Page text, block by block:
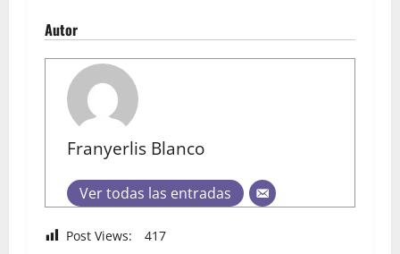
Autor
Franyerlis Blanco
Ver todas las entradas
Post Views: 417